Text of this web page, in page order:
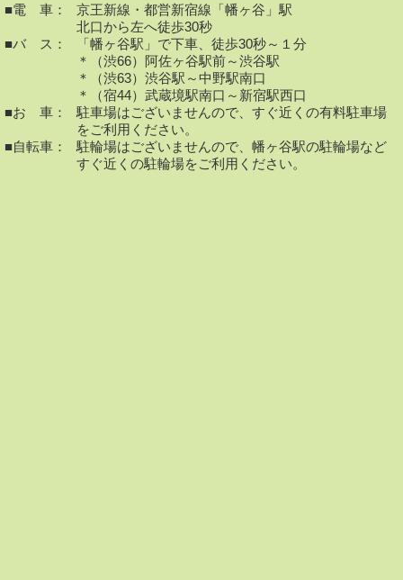
■電 車：
京王新線・都営新宿線「幡ヶ谷」駅
北口から左へ徒歩30秒
■バ ス：
「幡ヶ谷駅」で下車、徒歩30秒～１分
＊（渋66）阿佐ヶ谷駅前～渋谷駅
＊（渋63）渋谷駅～中野駅南口
＊（宿44）武蔵境駅南口～新宿駅西口
■お 車：
駐車場はございませんので、すぐ近くの有料駐車場
をご利用ください。
■自転車：
駐輪場はございませんので、幡ヶ谷駅の駐輪場など
すぐ近くの駐輪場をご利用ください。